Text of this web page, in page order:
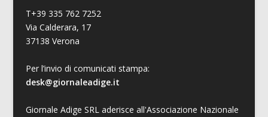
T+39 335 762 7252
Via Calderara, 17
37138 Verona
Per l’invio di comunicati stampa:
desk@giornaleadige.it
Giornale Adige SRL aderisce all'Associazione Nazionale